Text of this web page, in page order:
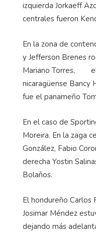
izquierda Jorkaeff
centrales fueron
En la zona de
y Jefferson Brenes
Mariano Torres, el
nicaragüense Bancy
fue el panameño
En el caso de
Moreira. En la zaga
González, Fabio
derecha Yostin
Bolaños.
El hondureño Carlos
Josimar Méndez
dejando más